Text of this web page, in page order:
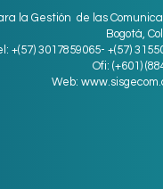
la Gestión de las
Bogotá,
+(57) 3017859065- +(57)
Ofi: (+601)
Web: